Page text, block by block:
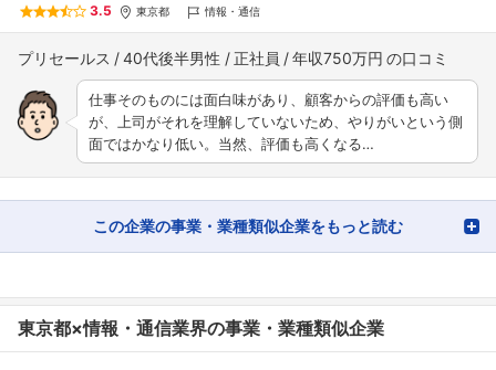
3.5 東京都 情報・通信
プリセールス 40代後半男性 正社員 年収750万円
仕事そのものには面白味があり、顧客からの評価も高い
が、上司がそれを理解していないため、やりがいという側
面ではかなり低い。当然、評価も高くなる…
この企業の事業・業種類似企業をもっと読む
東京都×情報・通信業界の事業・業種類似企業